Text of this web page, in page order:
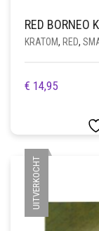
RED BORNEO
KRATOM, RED,
€ 14,95
UITVERKOCHT